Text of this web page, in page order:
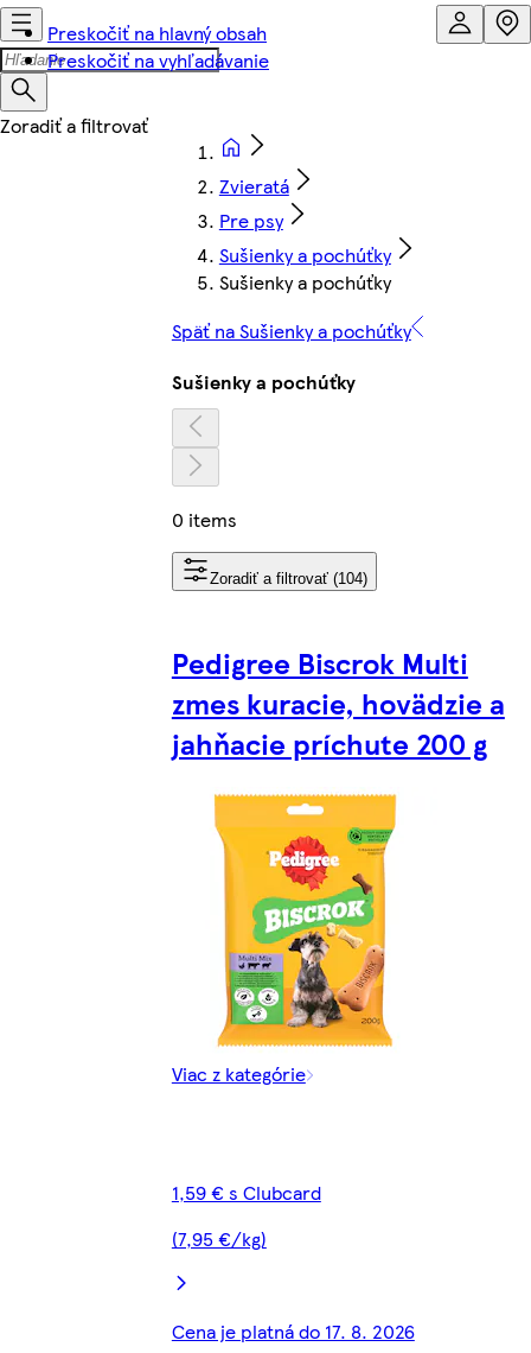
Preskočiť na hlavný obsah
Preskočiť na vyhľadávanie
Zvieratá
Pre psy
Sušienky a pochúťky
Sušienky a pochúťky
Späť na Sušienky a pochúťky
Sušienky a pochúťky
0 items
Zoradiť a filtrovať (104)
Pedigree Biscrok Multi
zmes kuracie, hovädzie a
jahňacie príchute 200 g
Viac z kategórie
1,59 € s Clubcard
(7,95 €/kg)
Cena je platná do 17. 8. 2026